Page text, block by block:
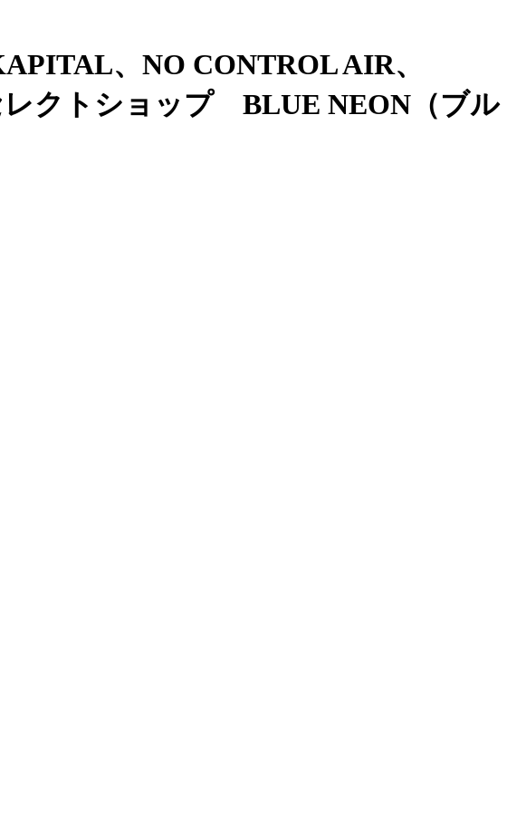
、NO CONTROL AIR、
クトショップ BLUE NEON（ブル